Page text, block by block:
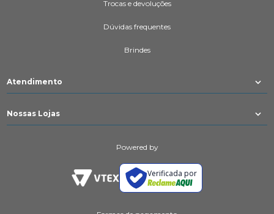
Trocas e devoluções
Dúvidas frequentes
Brindes
Atendimento
Nossas Lojas
Powered by
Verificada por